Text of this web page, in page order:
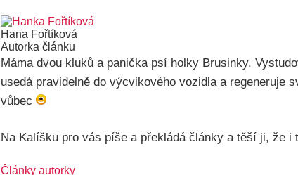
Hana Fořtíková
Autorka článku
Máma dvou kluků a panička psí holky Brusinky.
usedá pravidelně do výcvikového vozidla a regeneruje
vůbec
Na Kalíšku pro vás píše a překládá články a těší ji, že
Články autorky